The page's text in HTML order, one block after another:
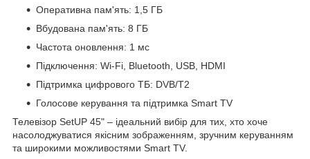
Оперативна пам'ять: 1,5 ГБ
Вбудована пам'ять: 8 ГБ
Частота оновлення: 1 мс
Підключення: Wi-Fi, Bluetooth, USB, HDMI
Підтримка цифрового ТБ: DVB/T2
Голосове керування та підтримка Smart TV
Телевізор SetUP 45" – ідеальний вибір для тих, хто хоче
насолоджуватися якісним зображенням, зручним керуванням
та широкими можливостями Smart TV.